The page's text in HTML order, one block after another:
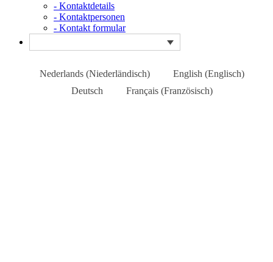
- Kontaktdetails
- Kontaktpersonen
- Kontakt formular
Nederlands (Niederländisch) English (Englisch)
Deutsch
Français (Französisch)